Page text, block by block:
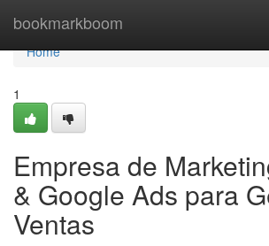
bookmarkboom
Home
Home
1
Empresa de
& Google Ads para
Ventas